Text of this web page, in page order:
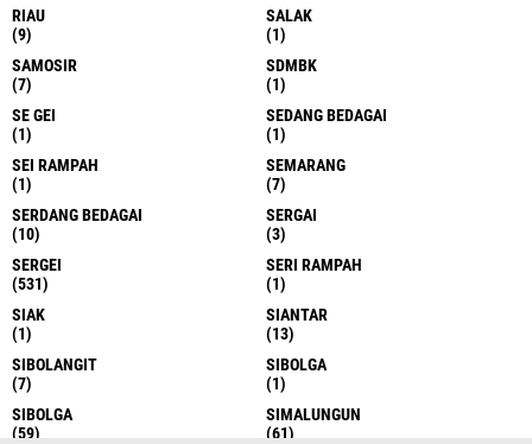
RIAU
(9)
SALAK
(1)
SAMOSIR
(7)
SDMBK
(1)
SE GEI
(1)
SEDANG BEDAGAI
(1)
SEI RAMPAH
(1)
SEMARANG
(7)
SERDANG BEDAGAI
(10)
SERGAI
(3)
SERGEI
(531)
SERI RAMPAH
(1)
SIAK
(1)
SIANTAR
(13)
SIBOLANGIT
(7)
SIBOLGA
(1)
SIBOLGA
(59)
SIMALUNGUN
(61)